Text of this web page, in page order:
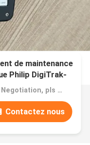
de maintenance
Philip DigiTrak-
Prix：Negotiation, pls contact me
Contactez nous